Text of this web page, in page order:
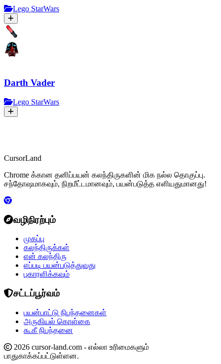
Lego StarWars
Darth Vader
Lego StarWars
CursorLand
Chrome க்கான தனிப்பயன் கலந்திருகளின் மிக நல்ல தொகுப்பு.
சந்தோஷமாகவும், நிறமீட்டமானவும், பயன்படுத்த எளியதுமானது!
வழிநிரற்பும்
முகப்பு
கலந்திருக்கள்
என் கலந்திரு
எப்படி பயன்படுத்துவது
புகாரளிக்கவும்
சட்டப்பூர்வம்
பயன்பாட்டு நிபந்தனைகள்
அருகியல் கொள்கை
கூகீ நிபந்தனை
2026 cursor-land.com - எல்லா உரிமைகளும்
பாதுகாக்கப்பட்டுள்ளன.